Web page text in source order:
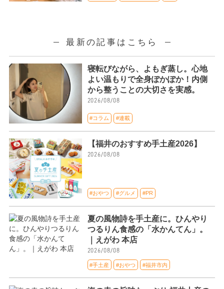
最新の記事はこちら
寝転びながら、よもぎ蒸し。心地
よい温もりで全身ぽかぽか！内側
から整うことの大切さを実感。
2026/08/08
#コラム #連載
【福井のおすすめ手土産2026】
2026/08/08
#おやつ #グルメ #PR
夏の風物詩を手土産に。ひんやり
つるりん食感の「水かんてん」。
｜えがわ 本店
2026/08/08
#手土産 #おやつ #福井市内